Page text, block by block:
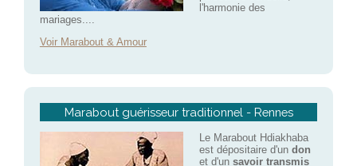
l'harmonie des
mariages....
Voir Marabout & Amour
Marabout guérisseur traditionnel - Rennes
Le Marabout Hdiakhaba
est dépositaire d'un don
et d'un savoir transmis